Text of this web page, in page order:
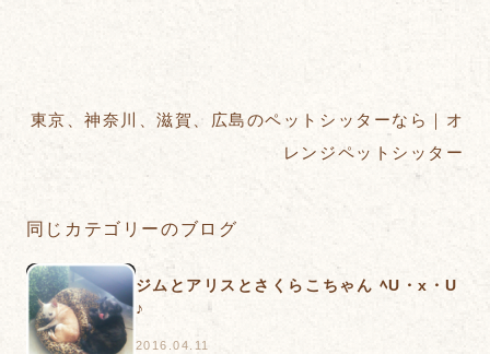
東京、神奈川、滋賀、広島のペットシッターなら｜オ
レンジペットシッター
同じカテゴリーのブログ
ジムとアリスとさくらこちゃん ﾍU・x・U
♪
2016.04.11